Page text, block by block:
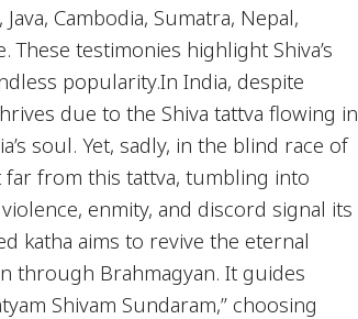
Cambodia, Sumatra, Nepal,
These testimonies highlight Shiva’s
popularity.In India, despite
due to the Shiva tattva flowing in
soul. Yet, sadly, in the blind race of
far from this tattva, tumbling into
enmity, and discord signal its
katha aims to revive the eternal
through Brahmagyan. It guides
Shivam Sundaram,” choosing